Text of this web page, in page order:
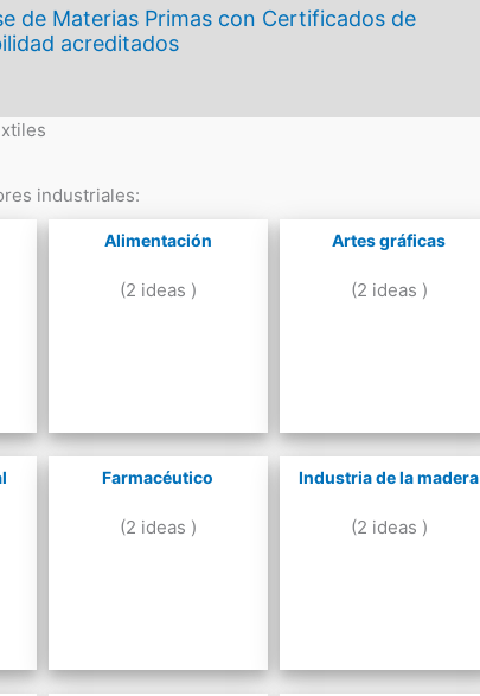
de Materias Primas con Certificados de
acreditados
industriales:
Alimentación
(2 ideas )
Artes gráficas
(2 ideas )
Farmacéutico
(2 ideas )
Industria de la madera
(2 ideas )